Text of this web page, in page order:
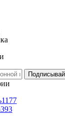
1177
393